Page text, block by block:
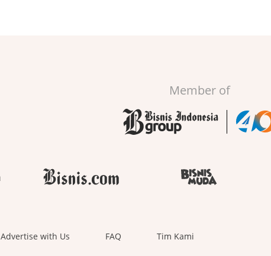
Member of
Advertise with Us FAQ Tim Kami